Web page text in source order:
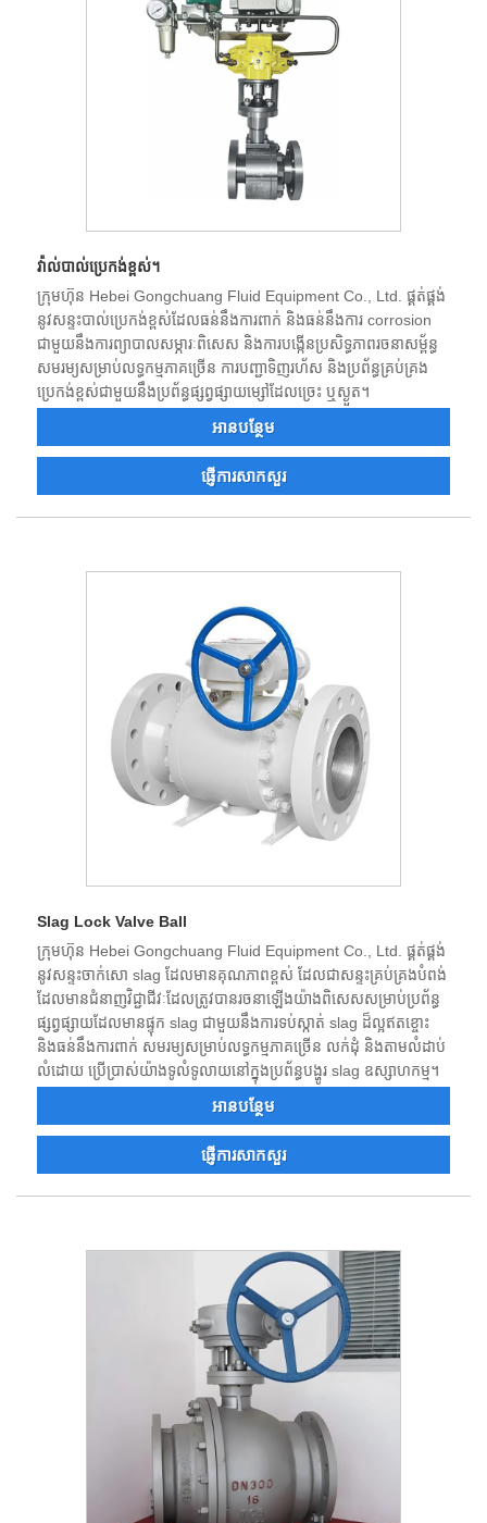
វ៉ាល់បាល់ប្រេកង់ខ្ពស់។
ក្រុមហ៊ុន Hebei Gongchuang Fluid Equipment Co., Ltd. ផ្គត់ផ្គង់
នូវសន្ទះបាល់ប្រេកង់ខ្ពស់ដែលធន់នឹងការពាក់ និងធន់នឹងការ corrosion
ជាមួយនឹងការព្យាបាលសម្ភារៈពិសេស និងការបង្កើនប្រសិទ្ធភាពរចនាសម្ព័ន្ធ
សមរម្យសម្រាប់លទ្ធកម្មភាគច្រើន ការបញ្ជាទិញរហ័ស និងប្រព័ន្ធគ្រប់គ្រង
ប្រេកង់ខ្ពស់ជាមួយនឹងប្រព័ន្ធផ្សព្វផ្សាយម្សៅដែលច្រេះ ឬស្ងួត។
អាន​បន្ថែម
ផ្ញើការសាកសួរ
Slag Lock Valve Ball
ក្រុមហ៊ុន Hebei Gongchuang Fluid Equipment Co., Ltd. ផ្គត់ផ្គង់
នូវសន្ទះចាក់សោ slag ដែលមានគុណភាពខ្ពស់ ដែលជាសន្ទះគ្រប់គ្រងបំពង់
ដែលមានជំនាញវិជ្ជាជីវៈដែលត្រូវបានរចនាឡើងយ៉ាងពិសេសសម្រាប់ប្រព័ន្ធ
ផ្សព្វផ្សាយដែលមានផ្ទុក slag ជាមួយនឹងការទប់ស្កាត់ slag ដ៏ល្អឥតខ្ចោះ
និងធន់នឹងការពាក់ សមរម្យសម្រាប់លទ្ធកម្មភាគច្រើន លក់ដុំ និងតាមលំដាប់
លំដោយ ប្រើប្រាស់យ៉ាងទូលំទូលាយនៅក្នុងប្រព័ន្ធបង្ហូរ slag ឧស្សាហកម្ម។
អាន​បន្ថែម
ផ្ញើការសាកសួរ